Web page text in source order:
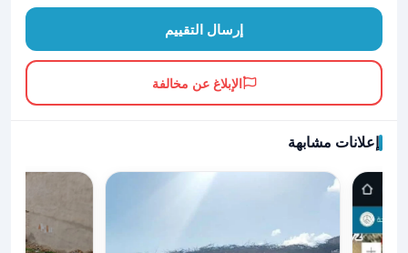
إرسال التقييم
الإبلاغ عن مخالفة
إعلانات مشابهة